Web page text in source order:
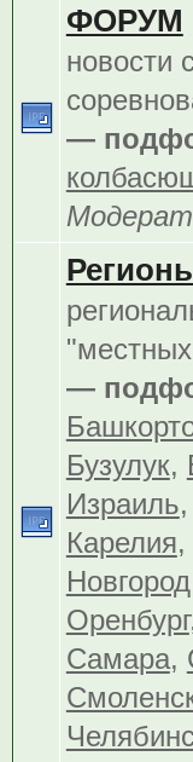
ФОРУМ
новости
—
—
Бузулук,
Израиль,
Карелия,
Новгород
Оренбург
Самара,